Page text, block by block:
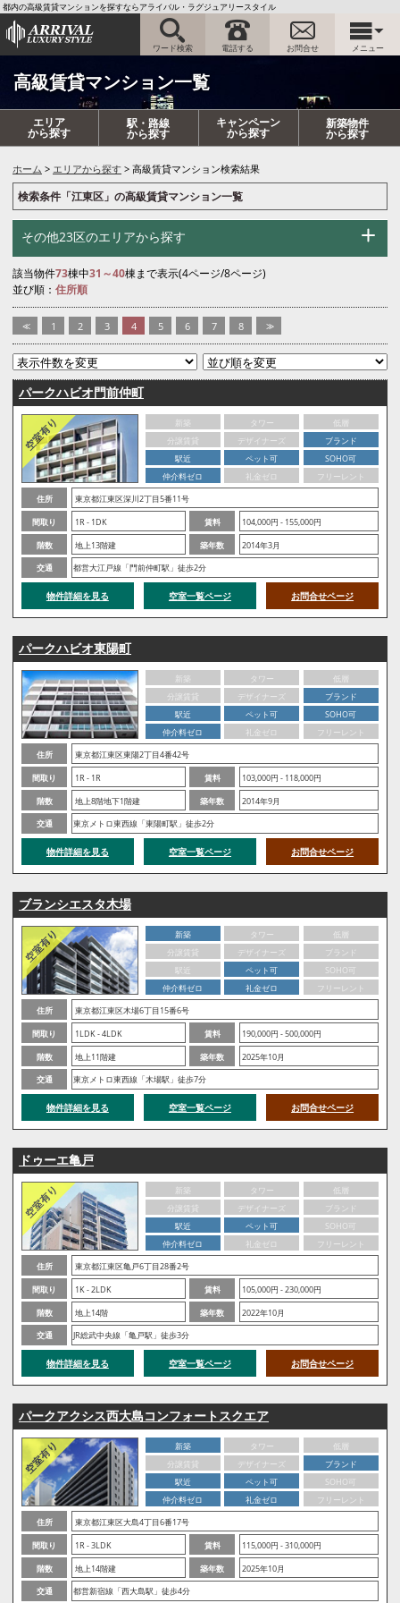
都内の高級賃貸マンションを探すならアライバル・ラグジュアリースタイル
ワード検索 電話する お問合せ メニュー
高級賃貸マンション一覧
エリア
から探す
駅・路線
から探す
キャンペーン
から探す
新築物件
から探す
ホーム エリアから探す 高級賃貸マンション検索結果
検索条件「江東区」の高級賃貸マンション一覧
その他23区のエリアから探す
該当物件73棟中31～40棟まで表示(4ページ/8ページ)
並び順： 住所順
<< 1 2 3 4 5 6 7 8 >>
パークハビオ門前仲町
新築 タワー
低層
分譲賃貸
デザイナーズ
ブランド
駅近
ペット可
SOHO可
仲介料ゼロ
礼金ゼロ
フリーレント
住所
東京都江東区深川2丁目5番11号
間取り
1R - 1DK 賃料
104,000円 - 155,000円
階数
地上13階建 築年数
2014年3月
交通
都営大江戸線「門前仲町駅」徒歩2分
物件詳細を見る 空室一覧ページ お問合せページ
パークハビオ東陽町
新築 タワー
低層
分譲賃貸
デザイナーズ
ブランド
駅近
ペット可
SOHO可
仲介料ゼロ
礼金ゼロ
フリーレント
住所
東京都江東区東陽2丁目4番42号
間取り
1R - 1R 賃料
103,000円 - 118,000円
階数
地上8階地下1階建 築年数
2014年9月
交通
東京メトロ東西線「東陽町駅」徒歩2分
物件詳細を見る 空室一覧ページ お問合せページ
ブランシエスタ木場
新築 タワー
低層
分譲賃貸
デザイナーズ
ブランド
駅近
ペット可
SOHO可
仲介料ゼロ
礼金ゼロ
フリーレント
住所
東京都江東区木場6丁目15番6号
間取り
1LDK - 4LDK 賃料
190,000円 - 500,000円
階数
地上11階建 築年数
2025年10月
交通
東京メトロ東西線「木場駅」徒歩7分
物件詳細を見る 空室一覧ページ お問合せページ
ドゥーエ亀戸
新築 タワー
低層
分譲賃貸
デザイナーズ
ブランド
駅近
ペット可
SOHO可
仲介料ゼロ
礼金ゼロ
フリーレント
住所
東京都江東区亀戸6丁目28番2号
間取り
1K - 2LDK 賃料
105,000円 - 230,000円
階数
地上14階 築年数
2022年10月
交通
JR総武中央線「亀戸駅」徒歩3分
物件詳細を見る 空室一覧ページ お問合せページ
パークアクシス西大島コンフォートスクエア
新築 タワー
低層
分譲賃貸
デザイナーズ
ブランド
駅近
ペット可
SOHO可
仲介料ゼロ
礼金ゼロ
フリーレント
住所
東京都江東区大島4丁目6番17号
間取り
1R - 3LDK 賃料
115,000円 - 310,000円
階数
地上14階建 築年数
2025年10月
交通
都営新宿線「西大島駅」徒歩4分